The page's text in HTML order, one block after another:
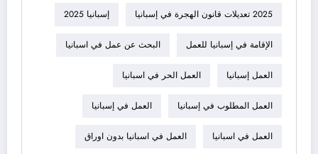
2025 تعديلات قانون الهجرة في إسبانيا إسبانيا 2025
الإقامة في إسبانيا للعمل البحث عن عمل في اسبانيا
العمل إسبانيا العمل الحر في اسبانيا
العمل المطلوب في إسبانيا العمل في إسبانيا
العمل في اسبانيا العمل في اسبانيا بدون اوراق